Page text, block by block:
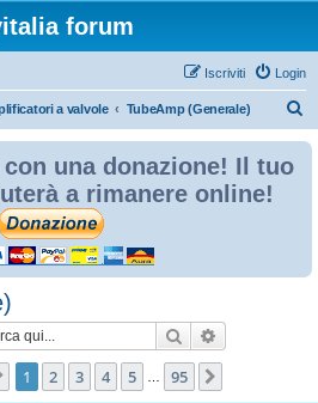
forum
Login
Iscriviti
a valvole TubeAmp (Generale)
una donazione! Il tuo
a rimanere online!
Cerca
Pagina di 95
1 2 3 4 5 95